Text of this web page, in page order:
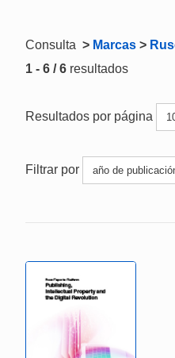
Consulta > Marcas >
1 - 6 / 6 resultados
Resultados por página
Filtrar por